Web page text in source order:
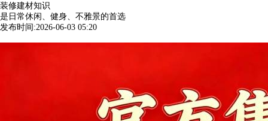
装修建材知识
是日常休闲、健身、不雅景的首选
发布时间:2026-06-03 05:20